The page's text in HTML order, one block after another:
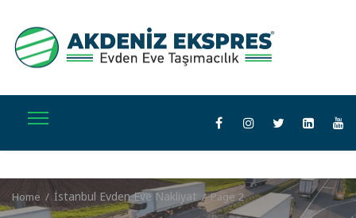
Home / İstanbul Evden Eve Nakliyat / Page 2